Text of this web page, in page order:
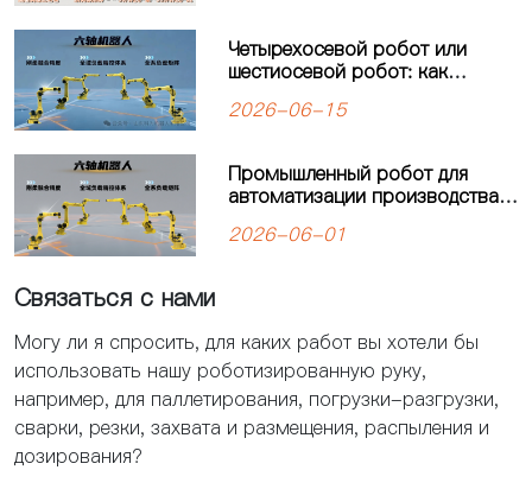
Четырехосевой робот или
шестиосевой робот: как
для автоматизации
2026-06-15
Промышленный робот для
автоматизации производства:
предприятий
2026-06-01
Связаться с нами
Могу ли я спросить, для каких работ вы хотели бы
использовать нашу роботизированную руку,
например, для паллетирования, погрузки-разгрузки,
сварки, резки, захвата и размещения, распыления и
дозирования?